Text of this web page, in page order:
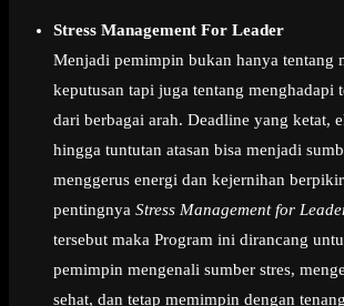
Stress Management For Leader
Menjadi pemimpin bukan hanya tentang
keputusan tapi juga tentang menghadapi
dari berbagai arah. Deadline yang ketat,
hingga tuntutan atasan bisa menjadi
menggerus energi dan kejernihan
pentingnya Stress Management for
tersebut maka Program ini dirancang
pemimpin mengenali sumber stres,
sehat, dan tetap memimpin dengan